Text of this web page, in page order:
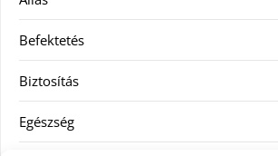
Befektetés
Biztosítás
Egészség